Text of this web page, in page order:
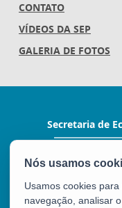
CONTATO
VÍDEOS DA SEP
GALERIA DE FOTOS
Secretaria de
Tel.:
Usamos cookies
navegação, analisar